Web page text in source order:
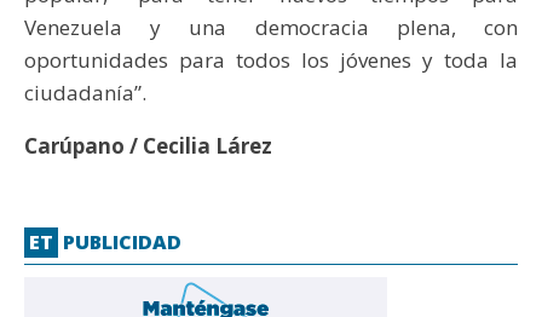
Venezuela y una democracia plena, con
oportunidades para todos los jóvenes y toda la
ciudadanía”.
Carúpano / Cecilia Lárez
ET PUBLICIDAD